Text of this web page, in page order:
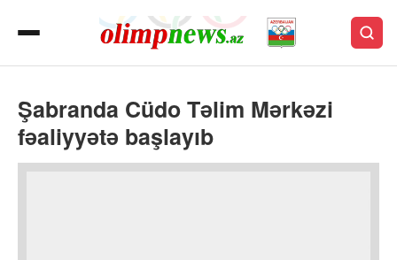
Şabranda Cüdo Təlim Mərkəzi
fəaliyyətə başlayıb